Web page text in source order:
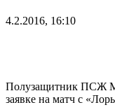
4.2.2016, 16:10
Полузащитник ПСЖ
заявке на матч с